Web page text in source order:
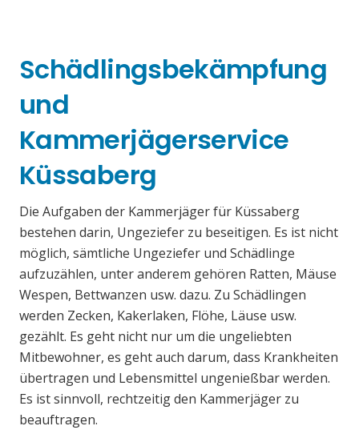
Schädlingsbekämpfung
und
Kammerjägerservice
Küssaberg
Die Aufgaben der Kammerjäger für Küssaberg
bestehen darin, Ungeziefer zu beseitigen. Es ist nicht
möglich, sämtliche Ungeziefer und Schädlinge
aufzuzählen, unter anderem gehören Ratten, Mäuse
Wespen, Bettwanzen usw. dazu. Zu Schädlingen
werden Zecken, Kakerlaken, Flöhe, Läuse usw.
gezählt. Es geht nicht nur um die ungeliebten
Mitbewohner, es geht auch darum, dass Krankheiten
übertragen und Lebensmittel ungenießbar werden.
Es ist sinnvoll, rechtzeitig den Kammerjäger zu
beauftragen.